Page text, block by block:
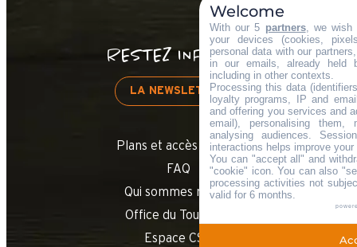
RESTEZ INFORMÉ
LA NEWSLETTER
Plans et accès Station
FAQ
Qui sommes nous ?
Office du Tourisme
Espace CSE
Welcome
With our 5 partners, we wish
your devices (cookies,
personal data with our
in our emails, already held
including in other contexts.
Processing this data
loyalty programs, IP and
and offering you services and
email), personalising them,
analysing audiences.
interactions helps improve your
You can "accept all" and
"cookie" icon. You can also
processing activities not
valid for 6 months.